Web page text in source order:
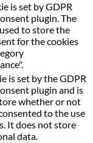
is set by GDPR
plugin. The
to store the
for the cookies
is set by the GDPR
plugin and is
whether or not
to the use
It does not store
data.